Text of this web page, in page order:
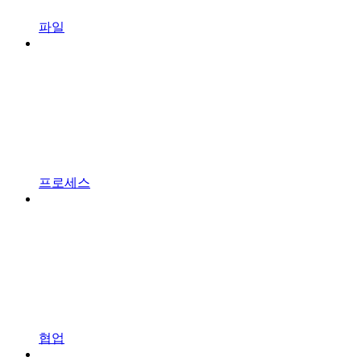
파일
프로세스
협업